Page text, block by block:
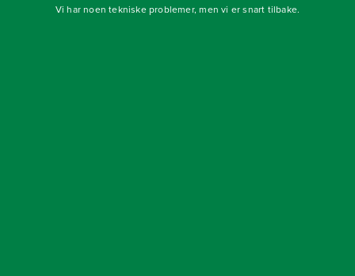
Vi har noen tekniske problemer, men vi er snart tilbake.